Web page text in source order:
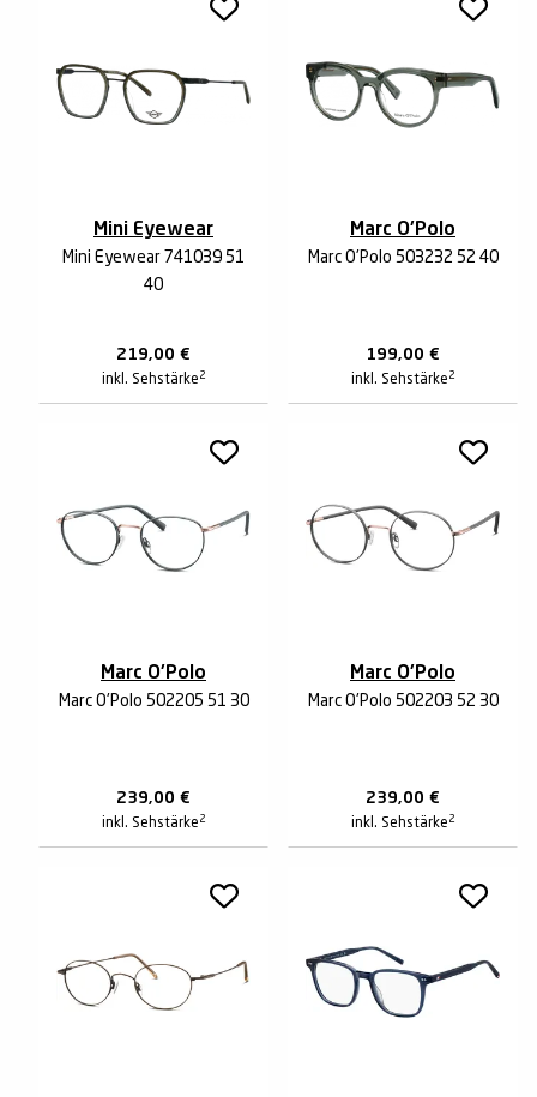
Mini Eyewear
Mini Eyewear 741039 51
40
219,00 €
inkl. Sehstärke 2
Marc O'Polo
Marc O'Polo 503232 52 40
199,00 €
inkl. Sehstärke 2
Marc O'Polo
Marc O'Polo 502205 51 30
239,00 €
inkl. Sehstärke 2
Marc O'Polo
Marc O'Polo 502203 52 30
239,00 €
inkl. Sehstärke 2